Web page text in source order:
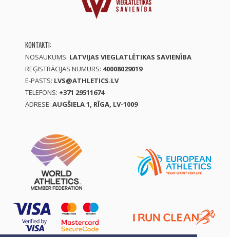
KONTAKTI:
NOSAUKUMS: LATVIJAS VIEGLATLĒTIKAS SAVIENĪBA
REĢISTRĀCIJAS NUMURS: 40008029019
E-PASTS: LVS@ATHLETICS.LV
TELEFONS: +371 29511674
ADRESE: AUGŠIELA 1, RĪGA, LV-1009